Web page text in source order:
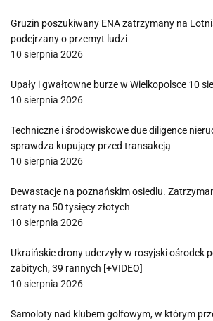
Gruzin poszukiwany ENA zatrzymany na
podejrzany o przemyt ludzi
10 sierpnia 2026
Upały i gwałtowne burze w Wielkopolsce 10
10 sierpnia 2026
Techniczne i środowiskowe due diligence
sprawdza kupujący przed transakcją
10 sierpnia 2026
Dewastacje na poznańskim osiedlu.
straty na 50 tysięcy złotych
10 sierpnia 2026
Ukraińskie drony uderzyły w rosyjski ośrodek
zabitych, 39 rannych [+VIDEO]
10 sierpnia 2026
Samoloty nad klubem golfowym, w którym